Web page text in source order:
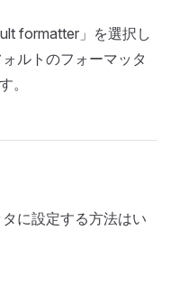
formatter」を選択し
ルトのフォーマッタ
。
に設定する方法はい